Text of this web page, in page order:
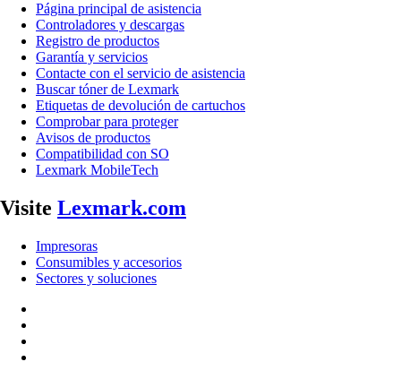
Página principal de asistencia
Controladores y descargas
Registro de productos
Garantía y servicios
Contacte con el servicio de asistencia
Buscar tóner de Lexmark
Etiquetas de devolución de cartuchos
Comprobar para proteger
Avisos de productos
Compatibilidad con SO
Lexmark MobileTech
Visite Lexmark.com
Impresoras
Consumibles y accesorios
Sectores y soluciones